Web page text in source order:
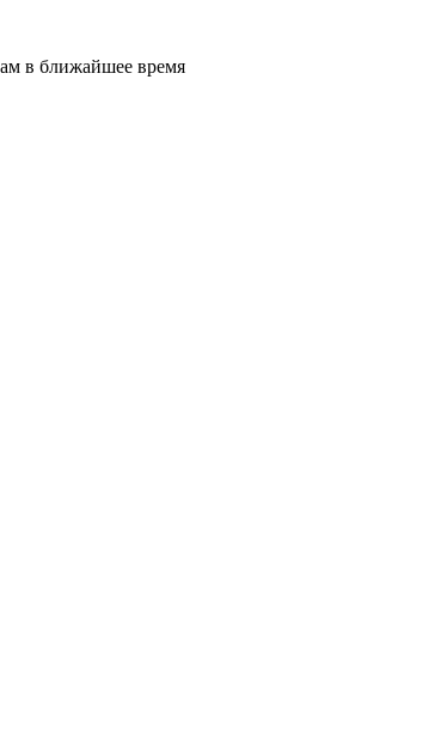
в ближайшее время